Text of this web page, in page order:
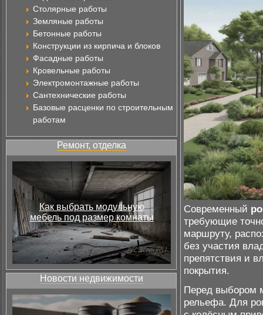
Столярные работы
Земляные работы
Бетонные работы
Конструкции из кирпича и блоков
Фасадные работы
Кровельные работы
Электромонтажные работы
Сантехнические работы
Базовые расценки по строительным
работам
Ремонт, отделка
Как выбрать модульную
мебель под размер комнаты
Новости недвижимости
Современный
требующие
маршруту,
без участия
препятствия и
покрытия.
Перед выбором
рельефа. Для